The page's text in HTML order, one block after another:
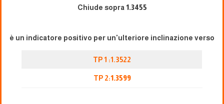
Chiude sopra 1.3455
è un indicatore positivo per un'ulteriore inclinazione verso
TP 1 :1.3522
TP 2:1.3599